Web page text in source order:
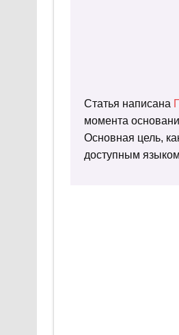
Статья написана
момента
Основная цель,
доступным языком